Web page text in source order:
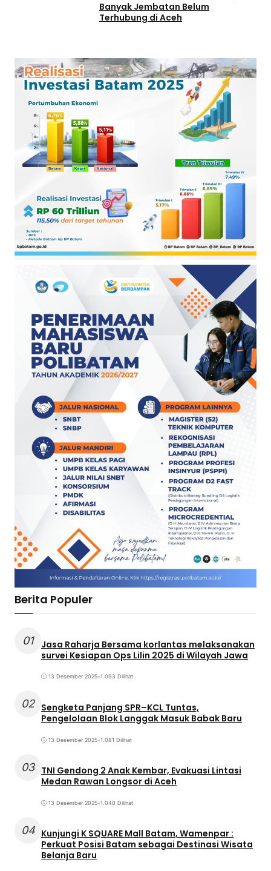
Banyak Jembatan Belum
Terhubung di Aceh
Berita Populer
01
Jasa Raharja Bersama korlantas melaksanakan
survei Kesiapan Ops Lilin 2025 di Wilayah Jawa
13 Desember 2025•1.093 Dilihat
02 Sengketa Panjang SPR–KCL Tuntas,
Pengelolaan Blok Langgak Masuk Babak Baru
13 Desember 2025•1.081 Dilihat
03 TNI Gendong 2 Anak Kembar, Evakuasi Lintasi
Medan Rawan Longsor di Aceh
13 Desember 2025•1.040 Dilihat
04 Kunjungi K SQUARE Mall Batam, Wamenpar :
Perkuat Posisi Batam sebagai Destinasi Wisata
Belanja Baru